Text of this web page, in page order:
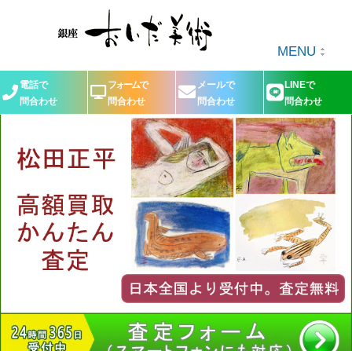
MENU
電話で
問合わせ
フォームで
問合わせ
メールで
問合わせ
LINEで
問合わせ